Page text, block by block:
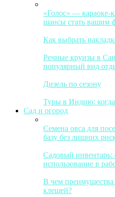
«Голос» — караоке-
шансы стать вашим
Как выбрать
Речные круизы в
популярный вид
Дизель по сезону
Туры в Индию: когда
Сад и огород
Семена овса для
базу без лишних
Садовый
использование в
В чем преимущества
клещей?